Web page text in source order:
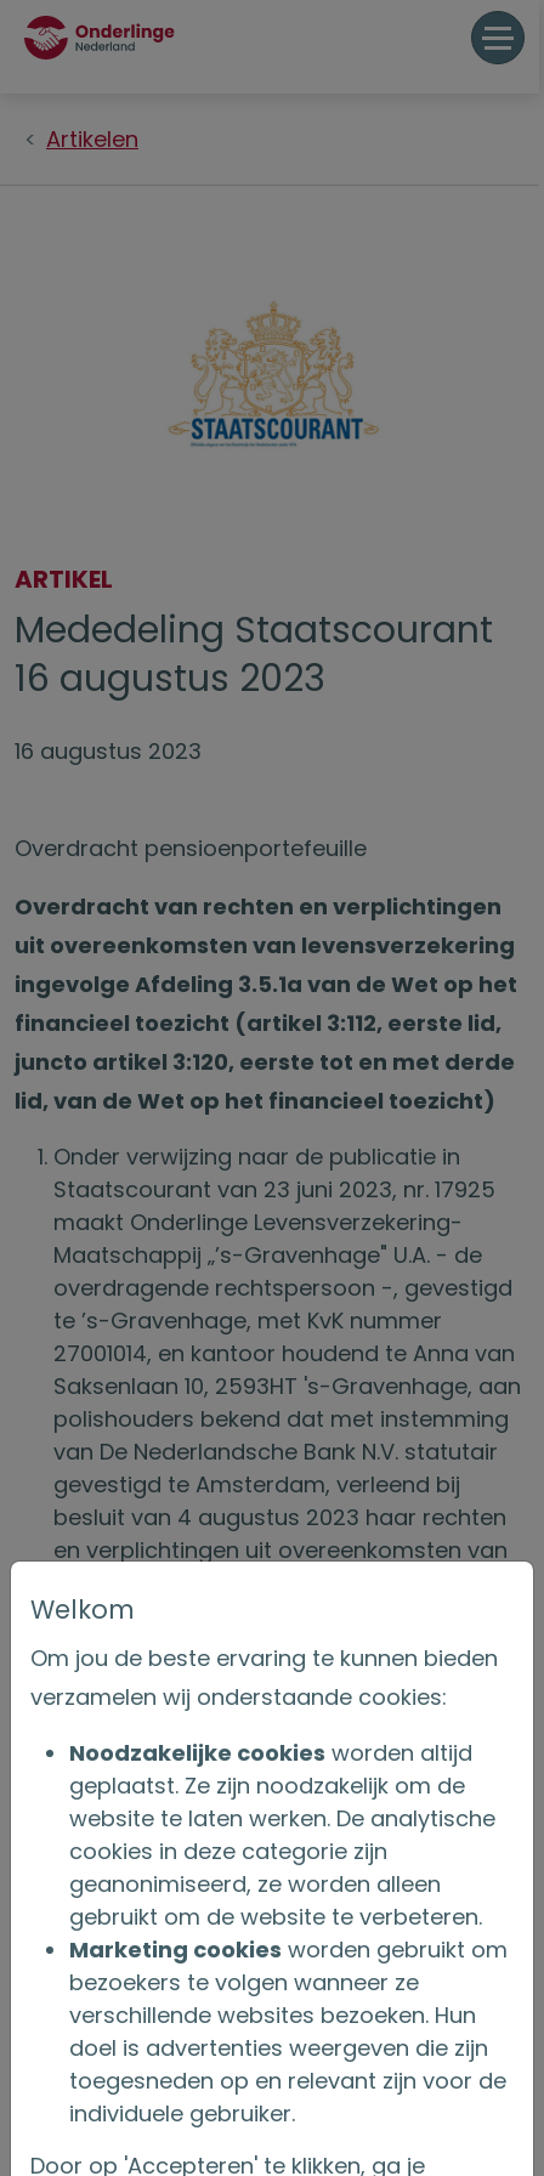
Artikelen
ARTIKEL
Mededeling Staatscourant
16 augustus 2023
16 augustus 2023
Overdracht pensioenportefeuille
Overdracht van rechten en verplichtingen
uit overeenkomsten van levensverzekering
ingevolge Afdeling 3.5.1a van de Wet op het
financieel toezicht (artikel 3:112, eerste lid,
juncto artikel 3:120, eerste tot en met derde
lid, van de Wet op het financieel toezicht)
Onder verwijzing naar de publicatie in
Staatscourant van 23 juni 2023, nr. 17925
maakt Onderlinge Levensverzekering-
Maatschappij „’s-Gravenhage" U.A. - de
overdragende rechtspersoon -, gevestigd
te ’s-Gravenhage, met KvK nummer
27001014, en kantoor houdend te Anna van
Saksenlaan 10, 2593HT 's-Gravenhage, aan
polishouders bekend dat met instemming
van De Nederlandsche Bank N.V. statutair
gevestigd te Amsterdam, verleend bij
besluit van 4 augustus 2023 haar rechten
en verplichtingen uit overeenkomsten van
SRLEV N.V., gevestigd te Alkmaar, met KvK
nummer 34297413, en kantoorhoudende te
Kruseman van Eltenweg 1, 1817 BC Alkmaar,
in het kader van diens bedrijfsuitoefening
vanuit een vestiging in Nederland.
De in alinea 1 bedoelde overdracht heeft
betrekking op alle overeenkomsten van
levensverzekering die behoren of behoord
hebben tot de portefeuille van Onderlinge
Levensverzekering-Maatschappij „’s-
Gravenhage" U.A., onder de productnamen
GarantiePlusPensioen, DGA
GarantiePlusPensioen en MKB
GarantiePlusPensioen. Daarnaast behoort
tot de overgedragen portefeuille ook de
pensioenen van (oud-) medewerkers van
Welkom
Om jou de beste ervaring te kunnen bieden
verzamelen wij onderstaande cookies:
Noodzakelijke cookies worden altijd
geplaatst. Ze zijn noodzakelijk om de
website te laten werken. De analytische
cookies in deze categorie zijn
geanonimiseerd, ze worden alleen
gebruikt om de website te verbeteren.
Marketing cookies worden gebruikt om
bezoekers te volgen wanneer ze
verschillende websites bezoeken. Hun
doel is advertenties weergeven die zijn
toegesneden op en relevant zijn voor de
individuele gebruiker.
Door op 'Accepteren' te klikken, ga je